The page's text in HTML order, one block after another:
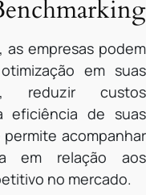
as empresas podem
em suas
reduzir custos
eficiência de suas
permite acompanhar
em relação aos
no mercado.